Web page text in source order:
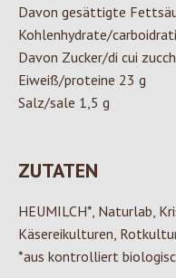
Davon gesättigte
Kohlenhydrate/
Davon Zucker/di cui
Eiweiß/proteine 23 g
Salz/sale 1,5 g
ZUTATEN
HEUMILCH*, Naturlab,
Käsereikulturen,
*aus kontrolliert